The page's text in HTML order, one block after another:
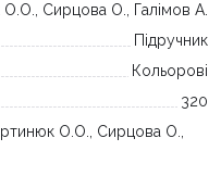
Сирцова О., Галімов А.
Підручник
Кольорові
320
О.О., Сирцова О.,